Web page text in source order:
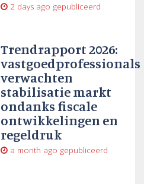
2 days ago gepubliceerd
Trendrapport 2026:
vastgoedprofessionals
verwachten
stabilisatie markt
ondanks fiscale
ontwikkelingen en
regeldruk
a month ago gepubliceerd